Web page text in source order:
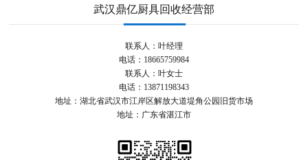
武汉鼎亿厨具回收经营部
联系人：叶经理
电话：18665759984
联系人：叶女士
电话：13871198343
地址：湖北省武汉市江岸区解放大道堤角公园旧货市场
地址：广东省湛江市